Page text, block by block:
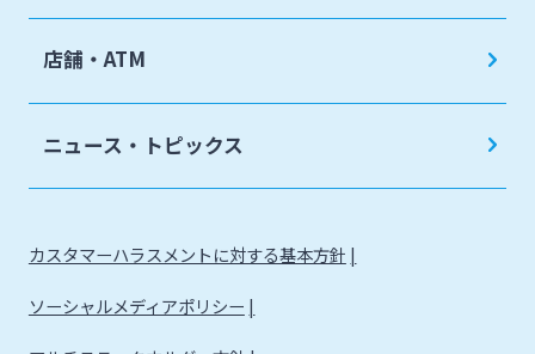
店舗・ATM
ニュース・トピックス
カスタマーハラスメントに対する基本方針
ソーシャルメディアポリシー